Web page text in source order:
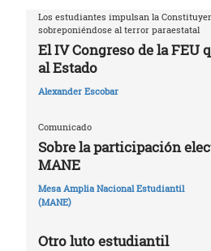
Los estudiantes impulsan la
sobreponiéndose al terror paraestatal
El IV Congreso de la FEU
al Estado
Alexander Escobar
Comunicado
Sobre la participación
MANE
Mesa Amplia Nacional Estudiantil
(MANE)
Otro luto estudiantil